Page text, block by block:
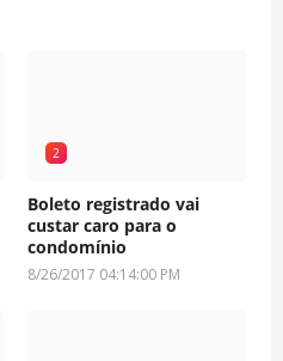
2
Boleto registrado vai
custar caro para o
condomínio
8/26/2017 04:14:00 PM